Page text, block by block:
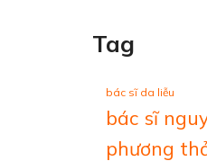
Tag
bác sĩ da liễu
bác sĩ
phương